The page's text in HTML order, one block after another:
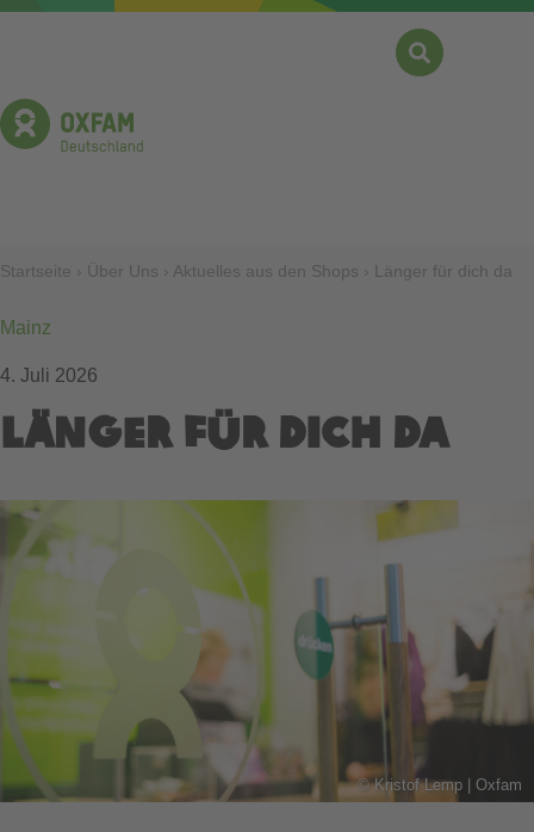
Direkt
Pfadnavigation
Startseite Über Uns Aktuelles aus den Shops Länger für dich da
Mainz
4. Juli 2026
Länger für dich da
©Kristof Lemp | Oxfam